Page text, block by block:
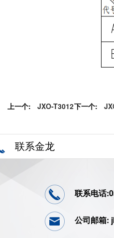
上一个: JXO-T3012下一个:
联系金龙
联系电话
公司邮箱: